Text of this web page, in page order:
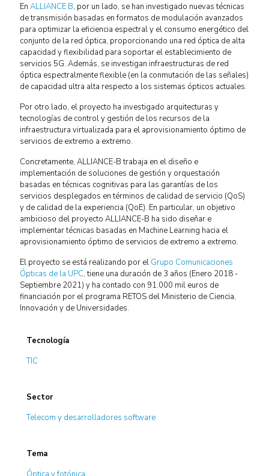
En ALLIANCE B, por un lado, se han investigado nuevas técnicas
de transmisión basadas en formatos de modulación avanzados
para optimizar la eficiencia espectral y el consumo energético del
conjunto de la red óptica, proporcionando una red óptica de alta
capacidad y flexibilidad para soportar el establecimiento de
servicios 5G. Además, se investigan infraestructuras de red
óptica espectralmente flexible (en la conmutación de las señales)
de capacidad ultra alta respecto a los sistemas ópticos actuales.
Por otro lado, el proyecto ha investigado arquitecturas y
tecnologías de control y gestión de los recursos de la
infraestructura virtualizada para el aprovisionamiento óptimo de
servicios de extremo a extremo.
Concretamente, ALLIANCE-B trabaja en el diseño e
implementación de soluciones de gestión y orquestación
basadas en técnicas cognitivas para las garantías de los
servicios desplegados en términos de calidad de servicio (QoS)
y de calidad de la experiencia (QoE). En particular, un objetivo
ambicioso del proyecto ALLIANCE-B ha sido diseñar e
implementar técnicas basadas en Machine Learning hacia el
aprovisionamiento óptimo de servicios de extremo a extremo.
El proyecto se está realizando por el Grupo Comunicaciones
Ópticas de la UPC, tiene una duración de 3 años (Enero 2018 -
Septiembre 2021) y ha contado con 91.000 mil euros de
financiación por el programa RETOS del Ministerio de Ciencia,
Innovación y de Universidades.
Tecnología
TIC
Sector
Telecom y desarrolladores software
Tema